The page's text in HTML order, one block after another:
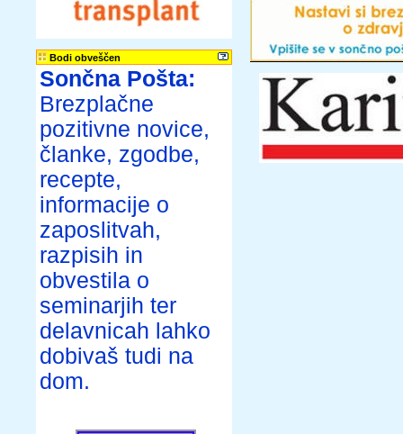
Bodi obveščen
Sončna Pošta:
Brezplačne
pozitivne novice,
članke, zgodbe,
recepte,
informacije o
zaposlitvah,
razpisih in
obvestila o
seminarjih ter
delavnicah lahko
dobivaš tudi na
dom.